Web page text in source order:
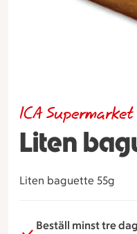
Liten
ICA Supermarket
Liten baguette 55g
Beställ minst tre